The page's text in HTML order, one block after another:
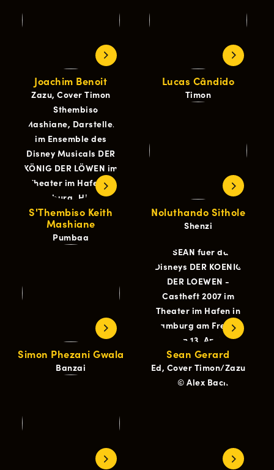
Joachim Benoit
Zazu, Cover Timon
Lucas Cândido
Timon
S'Thembiso Keith
Mashiane
Pumbaa
Noluthando Sithole
Shenzi
Simon Phezani Gwala
Banzai
Sean Gerard
Ed, Cover Timon/Zazu